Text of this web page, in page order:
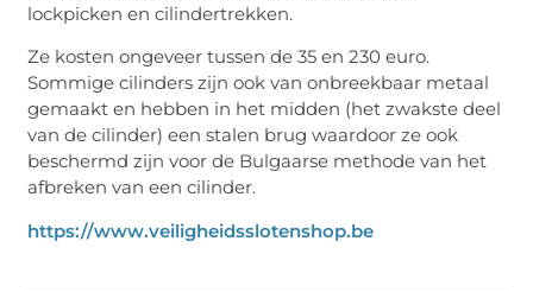
lockpicken en cilindertrekken.
Ze kosten ongeveer tussen de 35 en 230 euro.
Sommige cilinders zijn ook van onbreekbaar metaal
gemaakt en hebben in het midden (het zwakste deel
van de cilinder) een stalen brug waardoor ze ook
beschermd zijn voor de Bulgaarse methode van het
afbreken van een cilinder.
https://www.veiligheidsslotenshop.be